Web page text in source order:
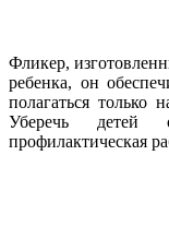
Фликер,
ребенка, он
полагаться только
Уберечь детей
профилактическая